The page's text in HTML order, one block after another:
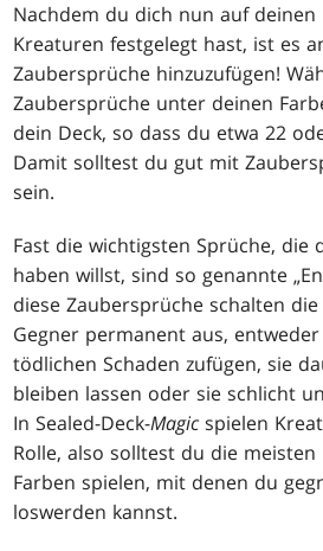
Nachdem du dich nun auf deinen
Kreaturen festgelegt hast, ist es
Zaubersprüche hinzuzufügen!
Zaubersprüche unter deinen
dein Deck, so dass du etwa 22
Damit solltest du gut mit
sein.
Fast die wichtigsten Sprüche, die
haben willst, sind so genannte
diese Zaubersprüche schalten
Gegner permanent aus,
tödlichen Schaden zufügen, sie
bleiben lassen oder sie schlicht
In Sealed-Deck-Magic spielen
Rolle, also solltest du die
Farben spielen, mit denen du
loswerden kannst.